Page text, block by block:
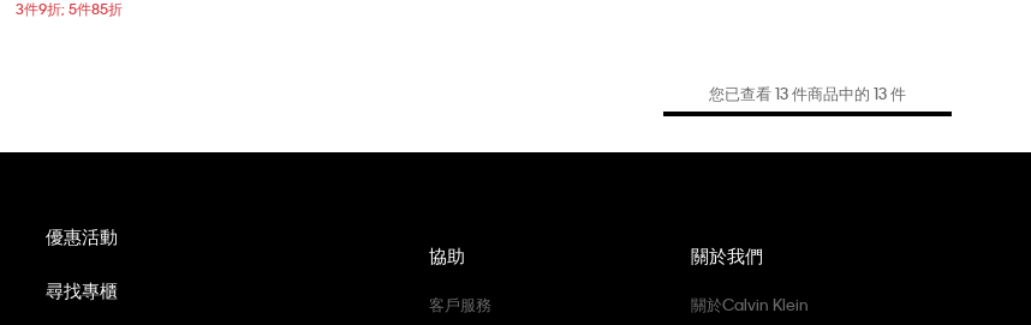
3件9折; 5件85折
您已查看 13 件商品中的 13 件
協助
客戶服務
優惠活動
尋找專櫃
關於我們
關於Calvin Klein